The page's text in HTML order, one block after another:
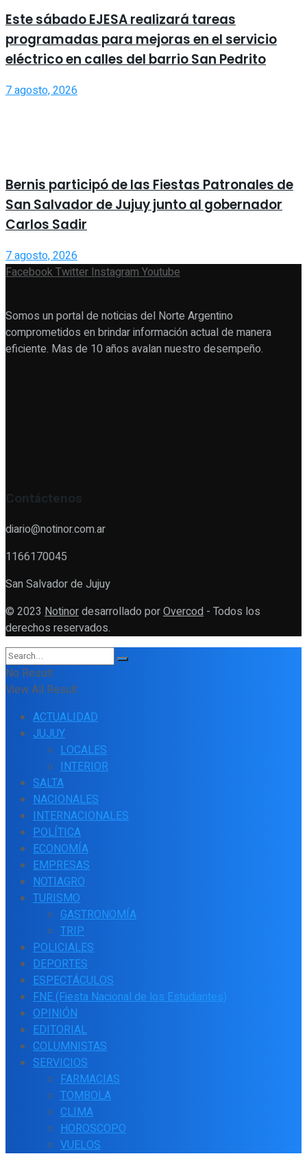
Este sábado EJESA realizará tareas
programadas para mejoras en el servicio
eléctrico en calles del barrio San Pedrito
7 agosto, 2026
Bernis participó de las Fiestas Patronales de
San Salvador de Jujuy junto al gobernador
Carlos Sadir
7 agosto, 2026
FacebookTwitterInstagramYoutube
Somos un portal de noticias del Norte Argentino
comprometidos en brindar información actual de manera
eficiente. Mas de 10 años avalan nuestro desempeño.
Contáctenos
diario@notinor.com.ar
1166170045
San Salvador de Jujuy
© 2023 Notinordesarrollado porOvercod - Todos los
derechos reservados.
No Result
View All Result
ACTUALIDAD
JUJUY
LOCALES
INTERIOR
SALTA
NACIONALES
INTERNACIONALES
POLÍTICA
ECONOMÍA
EMPRESAS
NOTIAGRO
TURISMO
GASTRONOMÍA
TRIP
POLICIALES
DEPORTES
ESPECTÁCULOS
FNE (Fiesta Nacional de los Estudiantes)
OPINIÓN
EDITORIAL
COLUMNISTAS
SERVICIOS
FARMACIAS
TOMBOLA
CLIMA
HOROSCOPO
VUELOS